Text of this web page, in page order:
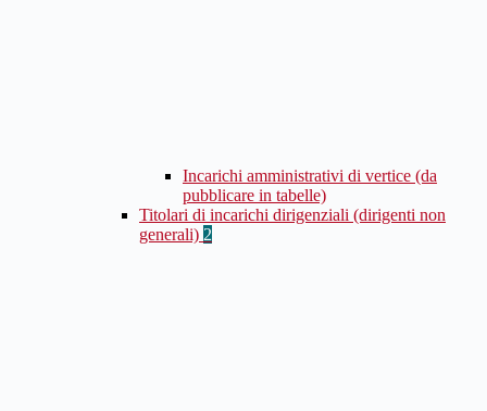
Incarichi amministrativi di vertice (da
pubblicare in tabelle)
Titolari di incarichi dirigenziali (dirigenti non
generali) 2